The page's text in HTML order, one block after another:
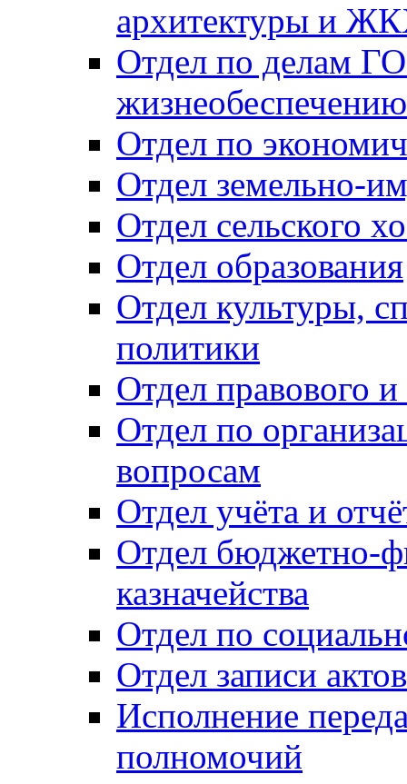
архитектуры и
Отдел по делам
Отдел по
Отдел земельно-
Отдел сельского
Отдел образования
Отдел культуры,
политики
Отдел правового
Отдел по
вопросам
Отдел учёта и
Отдел бюджетно-
казначейства
Отдел по
Отдел записи
Исполнение
полномочий